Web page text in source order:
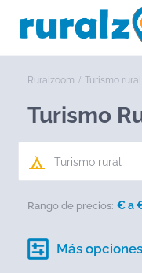
Ruralzoom Turismo
Turismo
Turismo rural
Rango de precios: € a
Más opciones